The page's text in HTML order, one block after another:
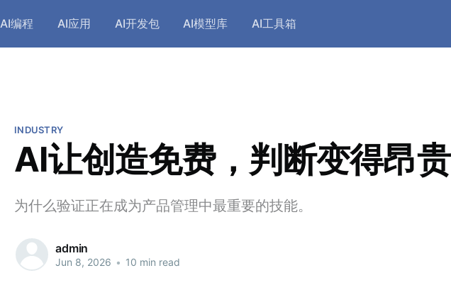
AI编程 AI应用 AI开发包 AI模型库 AI工具箱
INDUSTRY
AI让创造免费，判断变得昂贵
为什么验证正在成为产品管理中最重要的技能。
admin
Jun 8, 2026 • 10 min read